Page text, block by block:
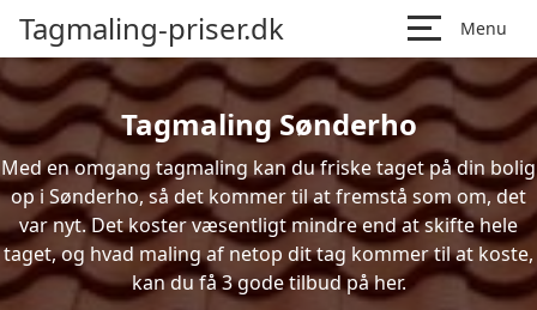
Tagmaling-priser.dk Menu
Tagmaling Sønderho
Med en omgang tagmaling kan du friske taget på din bolig
op i Sønderho, så det kommer til at fremstå som om, det
var nyt. Det koster væsentligt mindre end at skifte hele
taget, og hvad maling af netop dit tag kommer til at koste,
kan du få 3 gode tilbud på her.